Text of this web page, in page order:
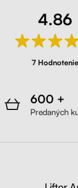
4.86
7 Hodnotenie
600 +
Predaných